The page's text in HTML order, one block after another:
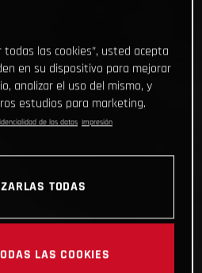
todas las cookies”, usted acepta
en su dispositivo para mejorar
analizar el uso del mismo, y
estudios para marketing.
de los datos Impresión
TODAS
LAS COOKIES